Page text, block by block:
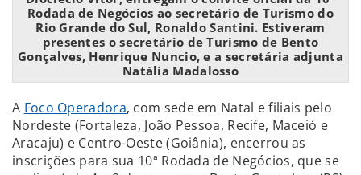
Rodada de Negócios ao secretário de Turismo do
Rio Grande do Sul, Ronaldo Santini. Estiveram
presentes o secretário de Turismo de Bento
Gonçalves, Henrique Nuncio, e a secretária adjunta
Natália Madalosso
A Foco Operadora, com sede em Natal e filiais pelo
Nordeste (Fortaleza, João Pessoa, Recife, Maceió e
Aracaju) e Centro-Oeste (Goiânia), encerrou as
inscrições para sua 10ª Rodada de Negócios, que se